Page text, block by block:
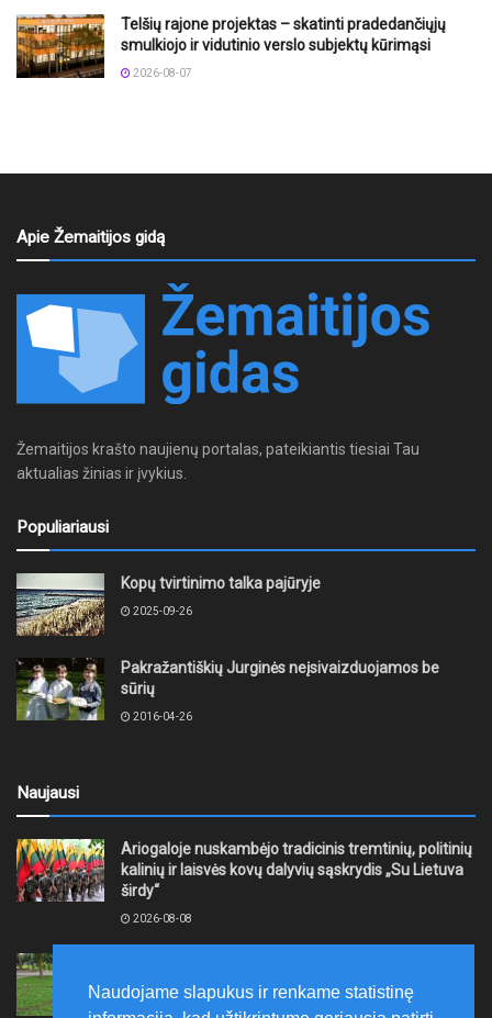
Telšių rajone projektas – skatinti pradedančiųjų
smulkiojo ir vidutinio verslo subjektų kūrimąsi
2026-08-07
Apie Žemaitijos gidą
Žemaitijos krašto naujienų portalas, pateikiantis tiesiai Tau
aktualias žinias ir įvykius.
Populiariausi
Kopų tvirtinimo talka pajūryje
2025-09-26
Pakražantiškių Jurginės neįsivaizduojamos be
sūrių
2016-04-26
Naujausi
Ariogaloje nuskambėjo tradicinis tremtinių, politinių
kalinių ir laisvės kovų dalyvių sąskrydis „Su Lietuva
širdy“
2026-08-08
laikytis Kelių eismo taisyklių, tausoti aplinką
2026-08-08
Naudojame slapukus ir renkame statistinę